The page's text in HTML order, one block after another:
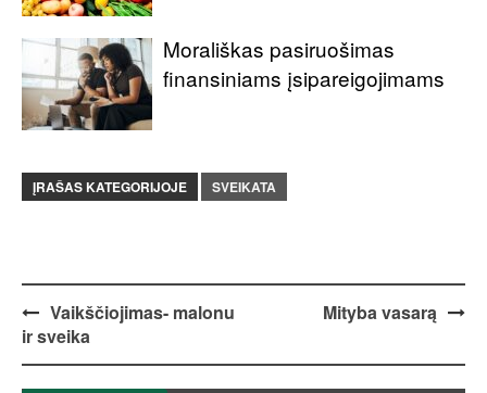
Morališkas pasiruošimas
finansiniams įsipareigojimams
ĮRAŠAS KATEGORIJOJE SVEIKATA
Post
navigation
Vaikščiojimas- malonu
ir sveika
Mityba vasarą